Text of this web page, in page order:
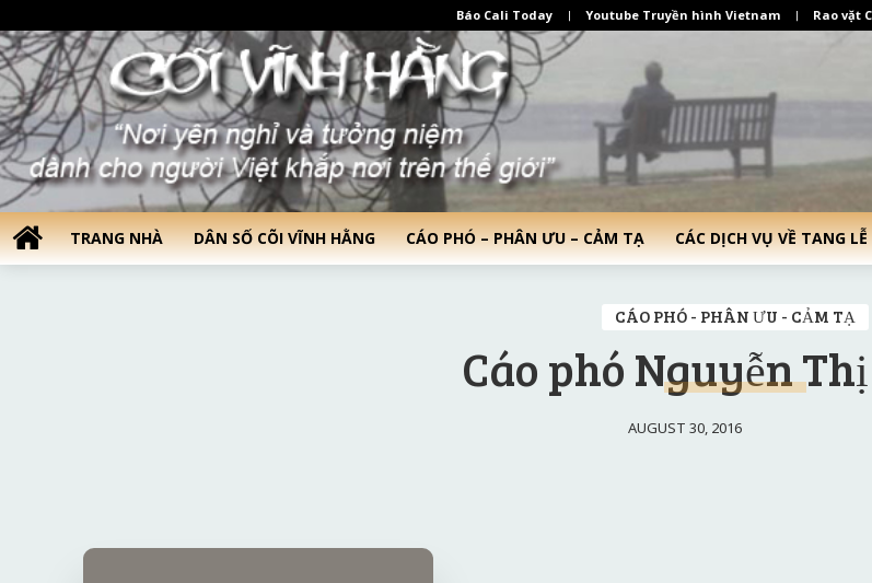
Báo Cali Today Youtube Truyền hình Vietnam Rao vặt
TRANG NHÀ DÂN SỐ CÕI VĨNH HẰNG CÁO PHÓ – PHÂN ƯU – CẢM TẠ CÁC DỊCH VỤ VỀ TANG LỄ
CÁO PHÓ - PHÂN ƯU - CẢM TẠ
Cáo phó Nguyễn
AUGUST 30, 2016